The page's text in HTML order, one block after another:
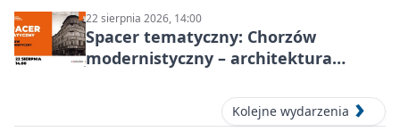
22 sierpnia 2026, 14:00
Spacer tematyczny: Chorzów
modernistyczny – architektura
Kolejne wydarzenia